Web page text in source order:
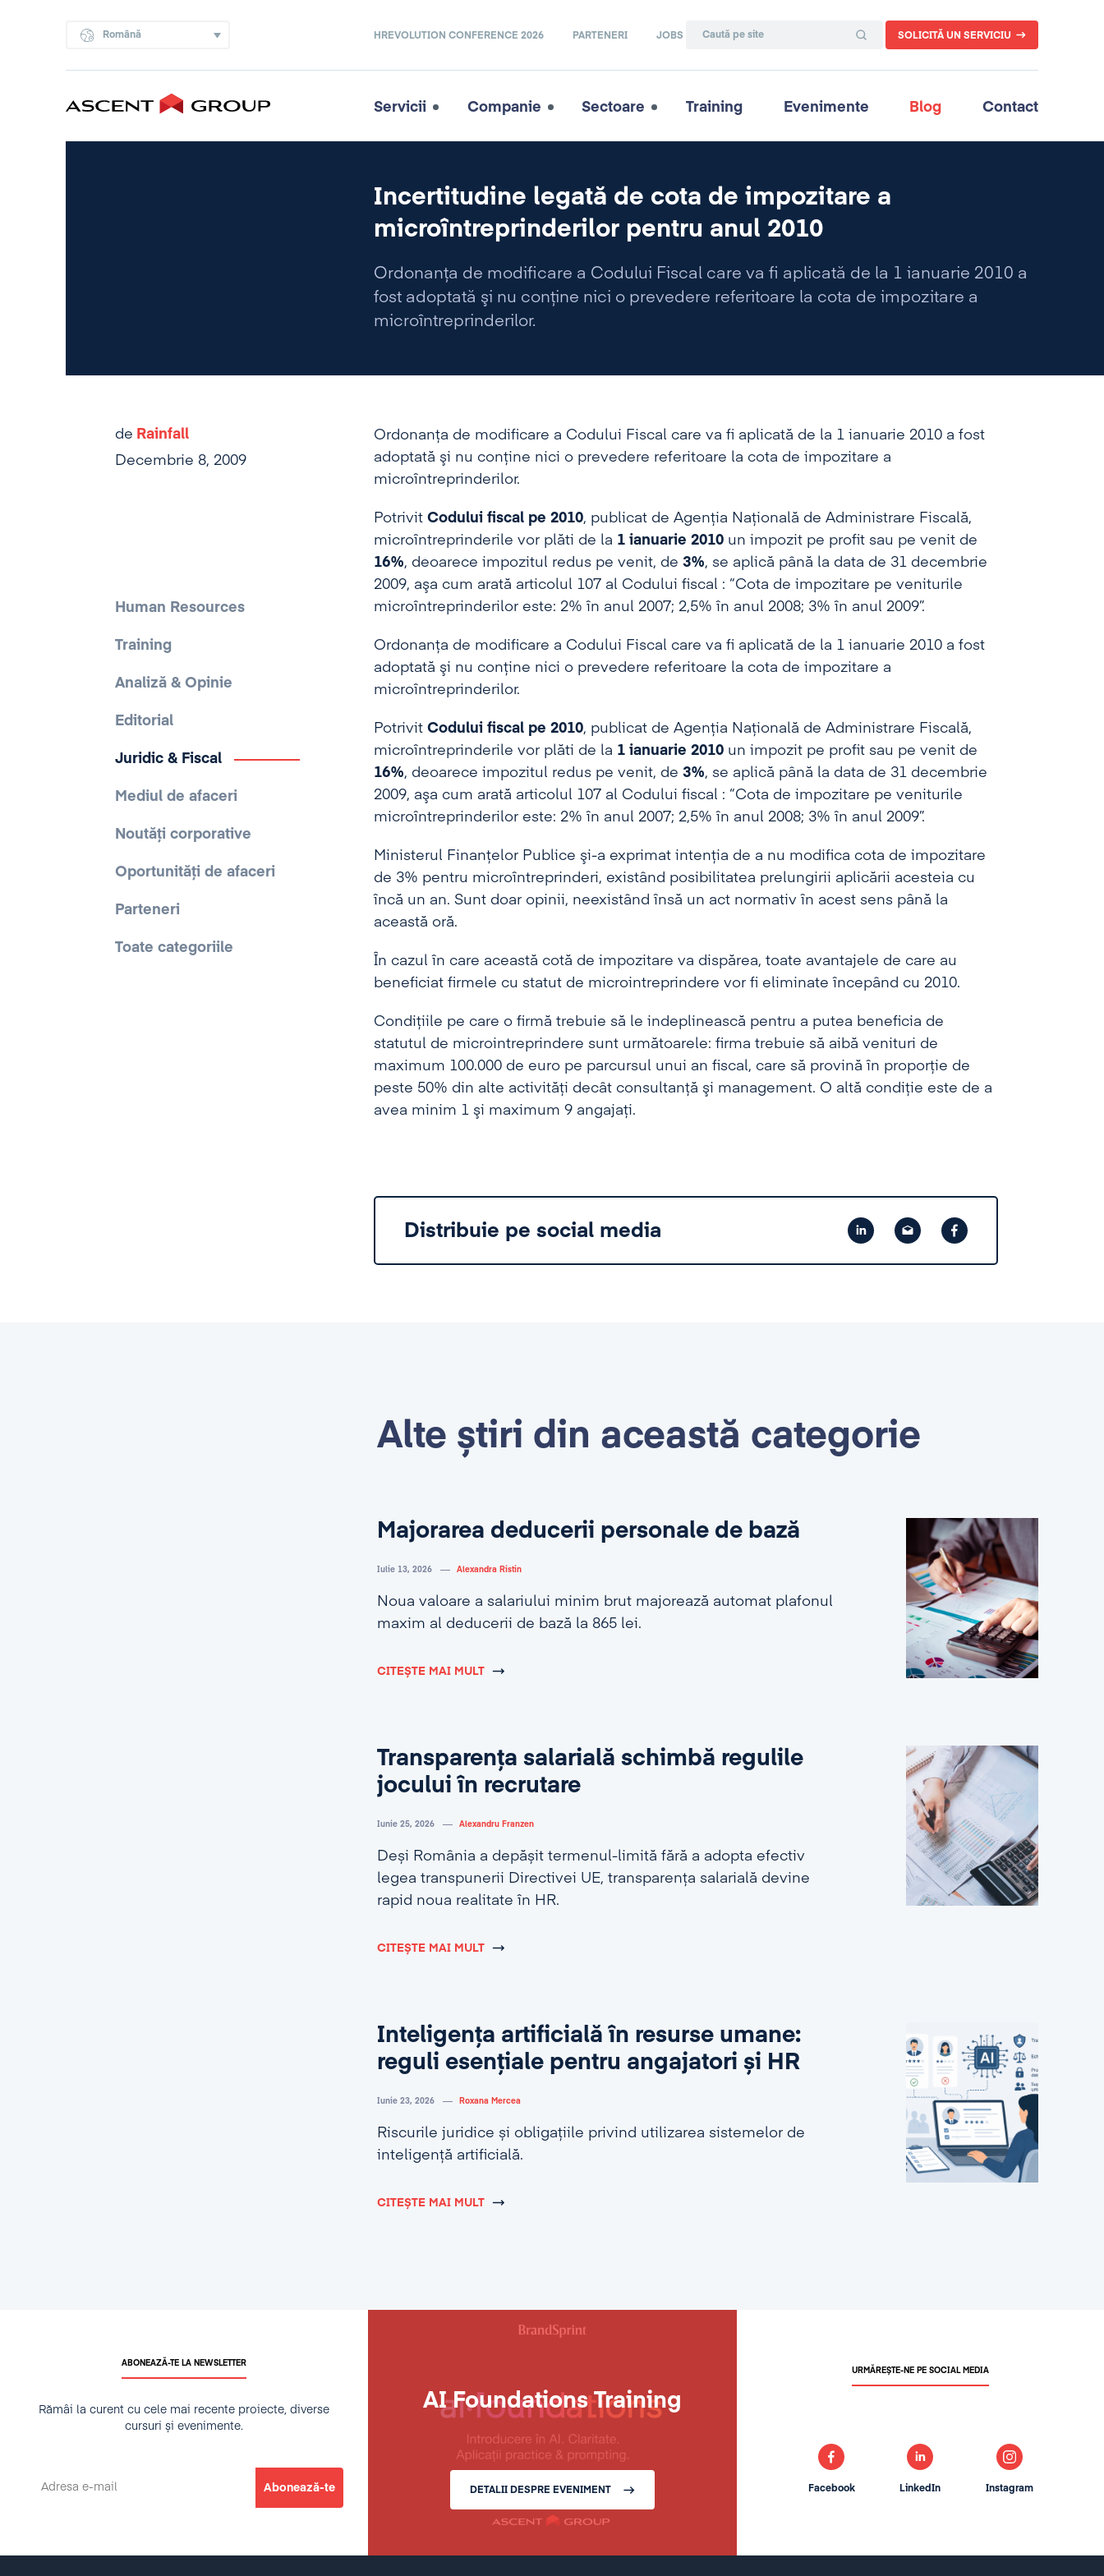
Română HREVOLUTION CONFERENCE 2026 PARTENERI JOBS SOLICITĂ UN SERVICIU
Servicii Companie Sectoare Training Evenimente Blog Contact
Incertitudine legată de cota de impozitare a
microîntreprinderilor pentru anul 2010
Ordonanţa de modificare a Codului Fiscal care va fi aplicată de la 1 ianuarie 2010 a
fost adoptată şi nu conţine nici o prevedere referitoare la cota de impozitare a
microîntreprinderilor.
de Rainfall
Decembrie 8, 2009
Human Resources
Training
Analiză & Opinie
Editorial
Juridic & Fiscal
Mediul de afaceri
Noutăți corporative
Oportunități de afaceri
Parteneri
Toate categoriile
Ordonanţa de modificare a Codului Fiscal care va fi aplicată de la 1 ianuarie 2010 a fost
adoptată şi nu conţine nici o prevedere referitoare la cota de impozitare a
microîntreprinderilor.
Potrivit Codului fiscal pe 2010, publicat de Agenţia Naţională de Administrare Fiscală,
microîntreprinderile vor plăti de la 1 ianuarie 2010un impozit pe profit sau pe venit de
16%, deoarece impozitul redus pe venit, de 3%, se aplică până la data de 31 decembrie
2009, aşa cum arată articolul 107 al Codului fiscal : “Cota de impozitare pe veniturile
microîntreprinderilor este: 2% în anul 2007; 2,5% în anul 2008; 3% în anul 2009”.
Ordonanţa de modificare a Codului Fiscal care va fi aplicată de la 1 ianuarie 2010 a fost
adoptată şi nu conţine nici o prevedere referitoare la cota de impozitare a
microîntreprinderilor.
Potrivit Codului fiscal pe 2010, publicat de Agenţia Naţională de Administrare Fiscală,
microîntreprinderile vor plăti de la 1 ianuarie 2010un impozit pe profit sau pe venit de
16%, deoarece impozitul redus pe venit, de 3%, se aplică până la data de 31 decembrie
2009, aşa cum arată articolul 107 al Codului fiscal : “Cota de impozitare pe veniturile
microîntreprinderilor este: 2% în anul 2007; 2,5% în anul 2008; 3% în anul 2009”.
Ministerul Finanţelor Publice şi-a exprimat intenţia de a nu modifica cota de impozitare
de 3% pentru microîntreprinderi, existând posibilitatea prelungirii aplicării acesteia cu
încă un an. Sunt doar opinii, neexistând însă un act normativ în acest sens până la
această oră.
În cazul în care această cotă de impozitare va dispărea, toate avantajele de care au
beneficiat firmele cu statut de microintreprindere vor fi eliminate începând cu 2010.
Condiţiile pe care o firmă trebuie să le indeplinească pentru a putea beneficia de
statutul de microintreprindere sunt următoarele: firma trebuie să aibă venituri de
maximum 100.000 de euro pe parcursul unui an fiscal, care să provină în proporţie de
peste 50% din alte activităţi decât consultanţă şi management. O altă condiţie este de a
avea minim 1 şi maximum 9 angajaţi.
Distribuie pe social media
Alte știri din această categorie
Majorarea deducerii personale de bază
Iulie 13, 2026 Alexandra Ristin
Noua valoare a salariului minim brut majorează automat plafonul
maxim al deducerii de bază la 865 lei.
CITEȘTE MAI MULT
Transparența salarială schimbă regulile
jocului în recrutare
Iunie 25, 2026 Alexandru Franzen
Deși România a depășit termenul-limită fără a adopta efectiv
legea transpunerii Directivei UE, transparența salarială devine
rapid noua realitate în HR.
CITEȘTE MAI MULT
Inteligența artificială în resurse umane:
reguli esențiale pentru angajatori și HR
Iunie 23, 2026 Roxana Mercea
Riscurile juridice și obligațiile privind utilizarea sistemelor de
inteligență artificială.
CITEȘTE MAI MULT
ABONEAZĂ-TE LA NEWSLETTER
Rămâi la curent cu cele mai recente proiecte, diverse
cursuri și evenimente.
AI Foundations Training
DETALII DESPRE EVENIMENT
URMĂREȘTE-NE PE SOCIAL MEDIA
Facebook LinkedIn Instagram